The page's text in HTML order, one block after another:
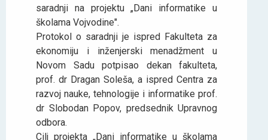
saradnji na projektu „Dani informatike u
školama Vojvodine".
Protokol o saradnji je ispred Fakulteta za
ekonomiju i inženjerski menadžment u
Novom Sadu potpisao dekan fakulteta,
prof. dr Dragan Soleša, a ispred Centra za
razvoj nauke, tehnologije i informatike prof.
dr Slobodan Popov, predsednik Upravnog
odbora.
Cilј projekta „Dani informatike u školama